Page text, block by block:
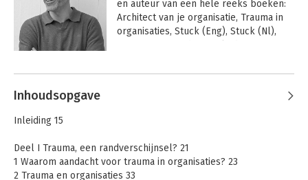
en auteur van een hele reeks boeken:
Architect van je organisatie, Trauma in
organisaties, Stuck (Eng), Stuck (Nl),
Meulmeester) en
- al meer dan 20 jaar leiders en
vakgenoten op want meer dan ooit
worden organisaties uitgedaagd om te
Andere boeken door Philippe
Bailleur
Inhoudsopgave
Inleiding 15
Deel I Trauma, een randverschijnsel? 21
1 Waarom aandacht voor trauma in organisaties? 23
2 Trauma en organisaties 33